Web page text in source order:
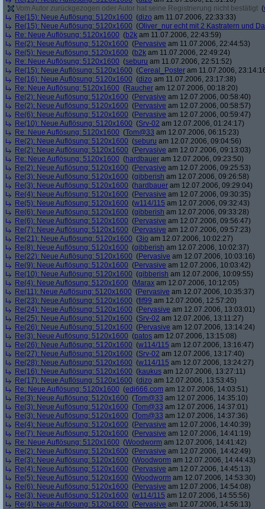
Vom Autor zurückgezogen oder Autor hat seine Registrierung nicht bestätigt (
Re(15): Neue Auflösung: 5120x1600 (dizo am 11.07.2006, 22:33:33)
Re(15): Neue Auflösung: 5120x1600 (Oliver_nur echt mit 2 Kastratern und
Re: Neue Auflösung: 5120x1600 (b2k am 11.07.2006, 22:43:59)
Re(2): Neue Auflösung: 5120x1600 (Pervasive am 11.07.2006, 22:44:53)
Re(5): Neue Auflösung: 5120x1600 (b2k am 11.07.2006, 22:49:24)
Re: Neue Auflösung: 5120x1600 (seburu am 11.07.2006, 22:51:52)
Re(15): Neue Auflösung: 5120x1600 (Cereal_Poster am 11.07.2006,
Re(16): Neue Auflösung: 5120x1600 (dizo am 11.07.2006, 23:17:38)
Re: Neue Auflösung: 5120x1600 (Raucher am 12.07.2006, 00:18:20)
Re(2): Neue Auflösung: 5120x1600 (Pervasive am 12.07.2006, 00:58:40)
Re(2): Neue Auflösung: 5120x1600 (Pervasive am 12.07.2006, 00:58:57)
Re(6): Neue Auflösung: 5120x1600 (Pervasive am 12.07.2006, 00:59:47)
Re(10): Neue Auflösung: 5120x1600 (Srv-02 am 12.07.2006, 01:24:17)
Re: Neue Auflösung: 5120x1600 (Tom@33 am 12.07.2006, 06:15:23)
Re(2): Neue Auflösung: 5120x1600 (seburu am 12.07.2006, 09:04:56)
Re(2): Neue Auflösung: 5120x1600 (Pervasive am 12.07.2006, 09:13:03)
Re: Neue Auflösung: 5120x1600 (hardbauer am 12.07.2006, 09:23:50)
Re(2): Neue Auflösung: 5120x1600 (Pervasive am 12.07.2006, 09:25:53)
Re(3): Neue Auflösung: 5120x1600 (gibberish am 12.07.2006, 09:26:58)
Re(3): Neue Auflösung: 5120x1600 (hardbauer am 12.07.2006, 09:29:04)
Re(4): Neue Auflösung: 5120x1600 (Pervasive am 12.07.2006, 09:30:35)
Re(5): Neue Auflösung: 5120x1600 (w114/115 am 12.07.2006, 09:32:43)
Re(6): Neue Auflösung: 5120x1600 (gibberish am 12.07.2006, 09:33:28)
Re(6): Neue Auflösung: 5120x1600 (Pervasive am 12.07.2006, 09:56:47)
Re(7): Neue Auflösung: 5120x1600 (Pervasive am 12.07.2006, 09:57:23)
Re(21): Neue Auflösung: 5120x1600 (3io am 12.07.2006, 10:02:27)
Re(8): Neue Auflösung: 5120x1600 (gibberish am 12.07.2006, 10:02:37)
Re(22): Neue Auflösung: 5120x1600 (Pervasive am 12.07.2006, 10:03:16)
Re(9): Neue Auflösung: 5120x1600 (Pervasive am 12.07.2006, 10:03:42)
Re(10): Neue Auflösung: 5120x1600 (gibberish am 12.07.2006, 10:09:55)
Re(4): Neue Auflösung: 5120x1600 (Marax am 12.07.2006, 10:12:05)
Re(11): Neue Auflösung: 5120x1600 (Pervasive am 12.07.2006, 10:35:37)
Re(23): Neue Auflösung: 5120x1600 (fif99 am 12.07.2006, 12:57:20)
Re(24): Neue Auflösung: 5120x1600 (Pervasive am 12.07.2006, 13:03:01)
Re(25): Neue Auflösung: 5120x1600 (Srv-02 am 12.07.2006, 13:11:27)
Re(26): Neue Auflösung: 5120x1600 (Pervasive am 12.07.2006, 13:14:24)
Re(3): Neue Auflösung: 5120x1600 (patos am 12.07.2006, 13:15:08)
Re(26): Neue Auflösung: 5120x1600 (w114/115 am 12.07.2006, 13:16:47)
Re(27): Neue Auflösung: 5120x1600 (Srv-02 am 12.07.2006, 13:17:40)
Re(28): Neue Auflösung: 5120x1600 (w114/115 am 12.07.2006, 13:24:27)
Re(16): Neue Auflösung: 5120x1600 (kaukus am 12.07.2006, 13:27:11)
Re(17): Neue Auflösung: 5120x1600 (dizo am 12.07.2006, 13:53:45)
Re: Neue Auflösung: 5120x1600 (edi666.com am 12.07.2006, 14:03:51)
Re(3): Neue Auflösung: 5120x1600 (Tom@33 am 12.07.2006, 14:35:10)
Re(3): Neue Auflösung: 5120x1600 (Tom@33 am 12.07.2006, 14:37:01)
Re(3): Neue Auflösung: 5120x1600 (Tom@33 am 12.07.2006, 14:37:36)
Re(4): Neue Auflösung: 5120x1600 (Pervasive am 12.07.2006, 14:40:39)
Re(7): Neue Auflösung: 5120x1600 (Pervasive am 12.07.2006, 14:41:19)
Re: Neue Auflösung: 5120x1600 (Woodworm am 12.07.2006, 14:41:42)
Re(2): Neue Auflösung: 5120x1600 (Pervasive am 12.07.2006, 14:42:49)
Re(3): Neue Auflösung: 5120x1600 (Woodworm am 12.07.2006, 14:44:43)
Re(4): Neue Auflösung: 5120x1600 (Pervasive am 12.07.2006, 14:45:13)
Re(5): Neue Auflösung: 5120x1600 (Woodworm am 12.07.2006, 14:53:30)
Re(6): Neue Auflösung: 5120x1600 (Pervasive am 12.07.2006, 14:54:08)
Re(3): Neue Auflösung: 5120x1600 (w114/115 am 12.07.2006, 14:55:56)
Re(4): Neue Auflösung: 5120x1600 (Pervasive am 12.07.2006, 14:56:13)